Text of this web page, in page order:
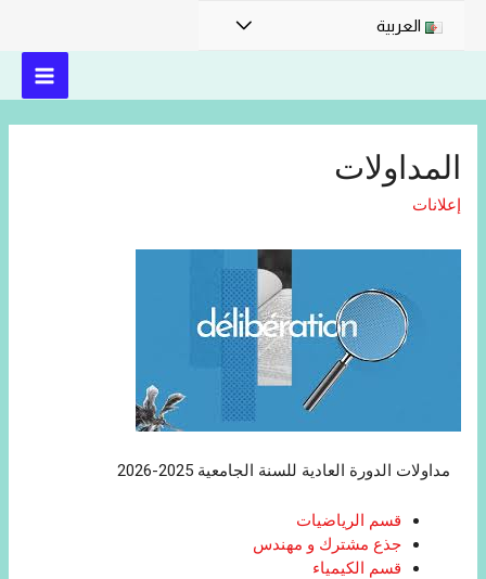
العربية
المداولات
إعلانات
مداولات الدورة العادية للسنة الجامعية 2025-2026
قسم الرياضيات
جذع مشترك و مهندس
قسم الكيمياء